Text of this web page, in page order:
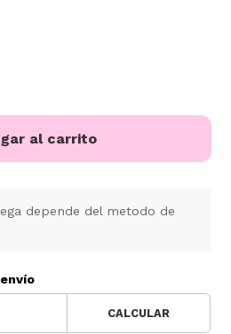
al carrito
depende del metodo de
CALCULAR